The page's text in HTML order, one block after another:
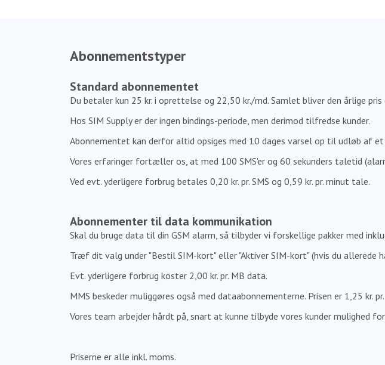
Abonnementstyper
Standard abonnementet
Du betaler kun 25 kr. i oprettelse og 22,50 kr./md. Samlet bliver den årlige
Hos SIM Supply er der ingen bindings-periode, men derimod tilfredse kunder.
Abonnementet kan derfor altid opsiges med 10 dages varsel op til udløb af
Vores erfaringer fortæller os, at med 100 SMS'er og 60 sekunders taletid
Ved evt. yderligere forbrug betales 0,20 kr. pr. SMS og 0,59 kr. pr. minut tale.
Abonnementer til data kommunikation
Skal du bruge data til din GSM alarm, så tilbyder vi forskellige pakker med
Træf dit valg under "Bestil SIM-kort" eller "Aktiver SIM-kort" (hvis du allerede
Evt. yderligere forbrug koster 2,00 kr. pr. MB data.
MMS beskeder muliggøres også med dataabonnementerne. Prisen er 1,25 kr.
Vores team arbejder hårdt på, snart at kunne tilbyde vores kunder mulighed
Priserne er alle inkl. moms.